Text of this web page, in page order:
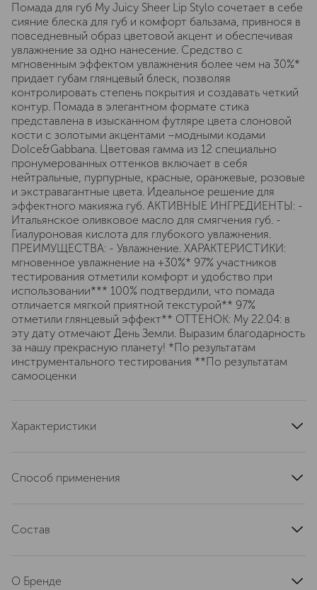
Помада для губ My Juicy Sheer Lip Stylo сочетает в себе
сияние блеска для губ и комфорт бальзама, привнося в
повседневный образ цветовой акцент и обеспечивая
увлажнение за одно нанесение. Средство с
мгновенным эффектом увлажнения более чем на 30%*
придает губам глянцевый блеск, позволяя
контролировать степень покрытия и создавать четкий
контур. Помада в элегантном формате стика
представлена в изысканном футляре цвета слоновой
кости с золотыми акцентами –модными кодами
Dolce&Gabbana. Цветовая гамма из 12 специально
пронумерованных оттенков включает в себя
нейтральные, пурпурные, красные, оранжевые, розовые
и экстравагантные цвета. Идеальное решение для
эффектного макияжа губ. АКТИВНЫЕ ИНГРЕДИЕНТЫ: -
Итальянское оливковое масло для смягчения губ. -
Гиалуроновая кислота для глубокого увлажнения.
ПРЕИМУЩЕСТВА: - Увлажнение. ХАРАКТЕРИСТИКИ:
мгновенное увлажнение на +30%* 97% участников
тестирования отметили комфорт и удобство при
использовании*** 100% подтвердили, что помада
отличается мягкой приятной текстурой** 97%
отметили глянцевый эффект** ОТТЕНОК: My 22.04: в
эту дату отмечают День Земли. Выразим благодарность
за нашу прекрасную планету! *По результатам
инструментального тестирования **По результатам
самооценки
Характеристики
Способ применения
Состав
SYNTHETIC WAX, OZOKERITE, OCTYLDODECYL
О Бренде